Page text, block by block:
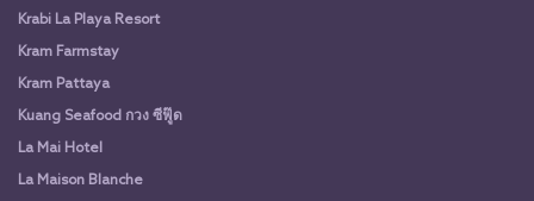
Krabi La Playa Resort
Kram Farmstay
Kram Pattaya
Kuang Seafood กวง ซีฟู๊ด
La Mai Hotel
La Maison Blanche